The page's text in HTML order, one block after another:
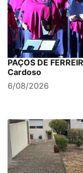
PAÇOS DE
Cardoso
6/08/2026